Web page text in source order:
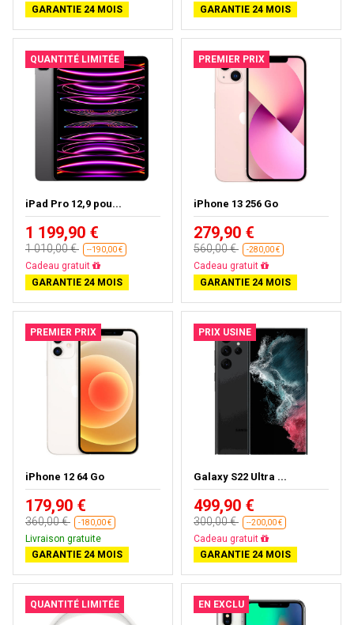
GARANTIE 24 MOIS
GARANTIE 24 MOIS
QUANTITÉ LIMITÉE
iPad Pro 12,9 pou...
1 199,90 €
1 010,00 € --190,00 €
Cadeau gratuit
GARANTIE 24 MOIS
PREMIER PRIX
iPhone 13 256 Go
279,90 €
560,00 € -280,00 €
Cadeau gratuit
GARANTIE 24 MOIS
PREMIER PRIX
iPhone 12 64 Go
179,90 €
360,00 € -180,00 €
Livraison gratuite
GARANTIE 24 MOIS
PRIX USINE
Galaxy S22 Ultra ...
499,90 €
300,00 € --200,00 €
Cadeau gratuit
GARANTIE 24 MOIS
QUANTITÉ LIMITÉE EN EXCLU